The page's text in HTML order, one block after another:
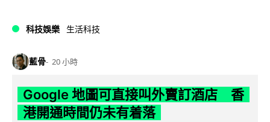
科技娛樂 生活科技
藍骨 20 小時
Google 地圖可直接叫外賣訂酒店 香
港開通時間仍未有着落